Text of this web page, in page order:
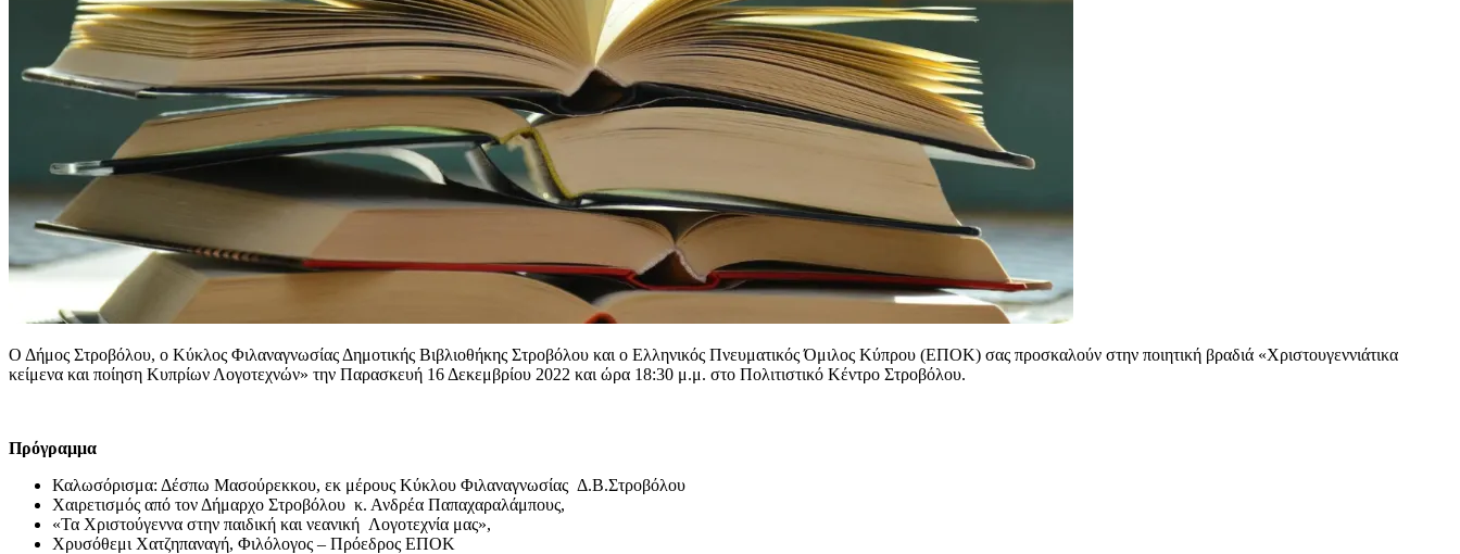
Ο Δήμος Στροβόλου, ο Κύκλος Φιλαναγνωσίας Δημοτικής Βιβλιοθήκης Στροβόλου και ο Ελληνικός Πνευματικός Όμιλος Κύπρου (ΕΠΟΚ) σας προσκαλούν στην ποιητική βραδιά «Χριστουγεννιάτικα
κείμενα και ποίηση Κυπρίων Λογοτεχνών» την Παρασκευή 16 Δεκεμβρίου 2022 και ώρα 18:30 μ.μ. στο Πολιτιστικό Κέντρο Στροβόλου.
Πρόγραμμα
Καλωσόρισμα: Δέσπω Μασούρεκκου, εκ μέρους Κύκλου Φιλαναγνωσίας Δ.Β.Στροβόλου
Χαιρετισμός από τον Δήμαρχο Στροβόλου κ. Ανδρέα Παπαχαραλάμπους,
«Τα Χριστούγεννα στην παιδική και νεανική Λογοτεχνία μας»,
Χρυσόθεμι Χατζηπαναγή, Φιλόλογος – Πρόεδρος ΕΠΟΚ